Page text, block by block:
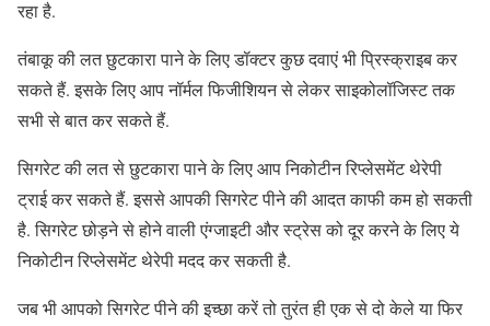
रहा है.
तंबाकू की लत छुटकारा पाने के लिए डॉक्टर कुछ दवाएं भी प्रिस्क्राइब कर
सकते हैं. इसके लिए आप नॉर्मल फिजीशियन से लेकर साइकोलॉजिस्ट तक
सभी से बात कर सकते हैं.
सिगरेट की लत से छुटकारा पाने के लिए आप निकोटीन रिप्लेसमेंट थेरेपी
ट्राई कर सकते हैं. इससे आपकी सिगरेट पीने की आदत काफी कम हो सकती
है. सिगरेट छोड़ने से होने वाली एंग्जाइटी और स्ट्रेस को दूर करने के लिए ये
निकोटीन रिप्लेसमेंट थेरेपी मदद कर सकती है.
जब भी आपको सिगरेट पीने की इच्छा करें तो तुरंत ही एक से दो केले या फिर